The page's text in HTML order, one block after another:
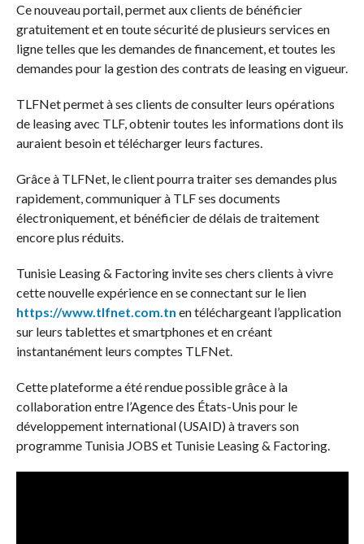
Ce nouveau portail, permet aux clients de bénéficier
gratuitement et en toute sécurité de plusieurs services en
ligne telles que les demandes de financement, et toutes les
demandes pour la gestion des contrats de leasing en vigueur.
TLFNet permet à ses clients de consulter leurs opérations
de leasing avec TLF, obtenir toutes les informations dont ils
auraient besoin et télécharger leurs factures.
Grâce à TLFNet, le client pourra traiter ses demandes plus
rapidement, communiquer à TLF ses documents
électroniquement, et bénéficier de délais de traitement
encore plus réduits.
Tunisie Leasing & Factoring invite ses chers clients à vivre
cette nouvelle expérience en se connectant sur le lien
https://www.tlfnet.com.tn en téléchargeant l’application
sur leurs tablettes et smartphones et en créant
instantanément leurs comptes TLFNet.
Cette plateforme a été rendue possible grâce à la
collaboration entre l’Agence des États-Unis pour le
développement international (USAID) à travers son
programme Tunisia JOBS et Tunisie Leasing & Factoring.